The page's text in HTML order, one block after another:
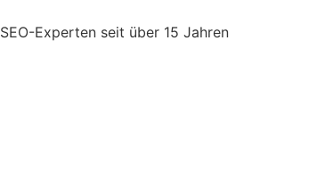
SEO-Experten seit über 15 Jahren